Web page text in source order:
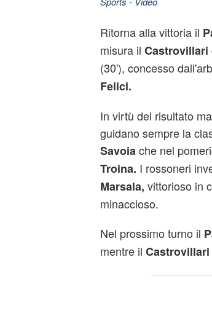
Ritorna alla vittoria il
misura il Castrovillari
(30'), concesso
Felici.
In virtù del risultato
guidano sempre la
Savoia che nel
Troina. I rossoneri
Marsala, vittorioso in
minaccioso.
Nel prossimo turno il
mentre il Castrovillari